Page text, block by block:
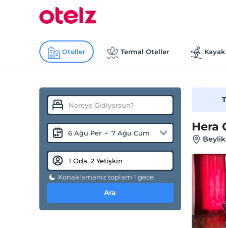
Oteller Termal Oteller
6 Ağu Per - 7 Ağu Cum
Konaklamanız toplam 1 gece
Ara
Hera